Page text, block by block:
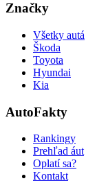
Značky
Všetky autá
Škoda
Toyota
Hyundai
Kia
AutoFakty
Rankingy
Prehľad áut
Oplatí sa?
Kontakt